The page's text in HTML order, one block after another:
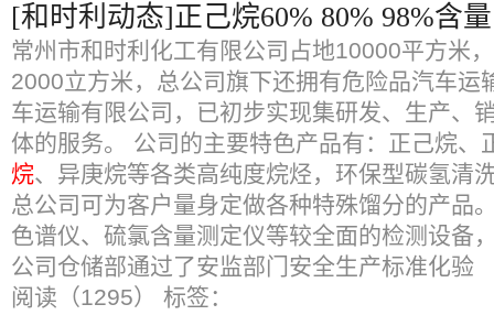
[和时利动态]正己烷60% 80% 98%含
常州市和时利化工有限公司占地10000平方米
2000立方米，总公司旗下还拥有危险品汽车运
车运输有限公司，已初步实现集研发、生产、
体的服务。 公司的主要特色产品有：正己烷、
烷、异庚烷等各类高纯度烷烃，环保型碳氢清
总公司可为客户量身定做各种特殊馏分的产品
色谱仪、硫氯含量测定仪等较全面的检测设备
公司仓储部通过了安监部门安全生产标准化验
阅读（1295） 标签：